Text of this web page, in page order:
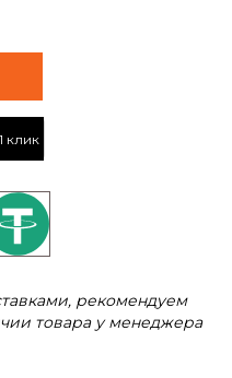
клик
рекомендуем
товара у менеджера